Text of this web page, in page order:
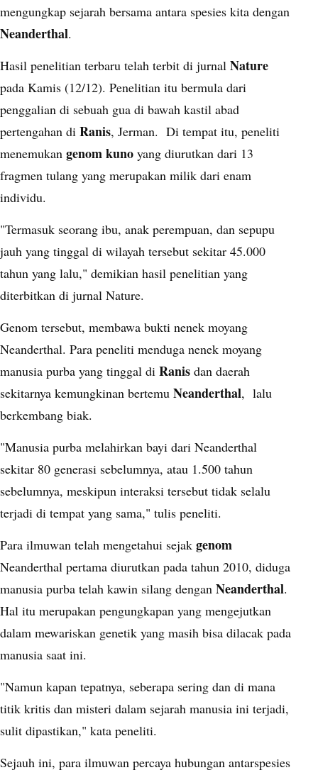
mengungkap sejarah bersama antara spesies kita dengan
Neanderthal.
Hasil penelitian terbaru telah terbit di jurnal Nature
pada Kamis (12/12). Penelitian itu bermula dari
penggalian di sebuah gua di bawah kastil abad
pertengahan di Ranis, Jerman. Di tempat itu, peneliti
menemukan genom kuno yang diurutkan dari 13
fragmen tulang yang merupakan milik dari enam
individu.
"Termasuk seorang ibu, anak perempuan, dan sepupu
jauh yang tinggal di wilayah tersebut sekitar 45.000
tahun yang lalu," demikian hasil penelitian yang
diterbitkan di jurnal Nature.
Genom tersebut, membawa bukti nenek moyang
Neanderthal. Para peneliti menduga nenek moyang
manusia purba yang tinggal di Ranis dan daerah
sekitarnya kemungkinan bertemu Neanderthal, lalu
berkembang biak.
"Manusia purba melahirkan bayi dari Neanderthal
sekitar 80 generasi sebelumnya, atau 1.500 tahun
sebelumnya, meskipun interaksi tersebut tidak selalu
terjadi di tempat yang sama," tulis peneliti.
Para ilmuwan telah mengetahui sejak genom
Neanderthal pertama diurutkan pada tahun 2010, diduga
manusia purba telah kawin silang dengan Neanderthal.
Hal itu merupakan pengungkapan yang mengejutkan
dalam mewariskan genetik yang masih bisa dilacak pada
manusia saat ini.
"Namun kapan tepatnya, seberapa sering dan di mana
titik kritis dan misteri dalam sejarah manusia ini terjadi,
sulit dipastikan," kata peneliti.
Sejauh ini, para ilmuwan percaya hubungan antarspesies